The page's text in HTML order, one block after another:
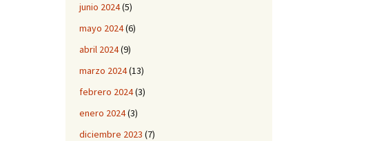
junio 2024(5)
mayo 2024(6)
abril 2024(9)
marzo 2024(13)
febrero 2024(3)
enero 2024(3)
diciembre 2023 (7)